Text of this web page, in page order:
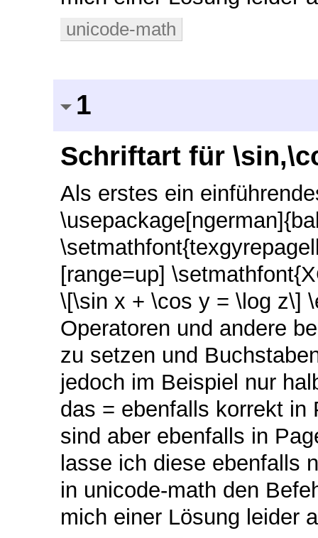
unicode-math
1
Schriftart für
Als erstes ein
[range=up]
\[\sin x + \cos y = \log z\]
Operatoren und andere
zu setzen und
jedoch im Beispiel nur
das = ebenfalls korrekt in
sind aber ebenfalls in
lasse ich diese ebenfalls
in unicode-math den
mich einer Lösung leider